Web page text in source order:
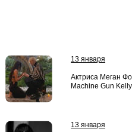
13 января
Актриса Меган
Machine Gun
13 января